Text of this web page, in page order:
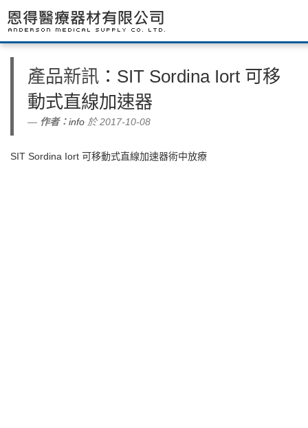
產品新訊 ：SIT Sordina Iort 可移
動式直線加速器
作者：info 於 2017-10-08
SIT Sordina Iort 可移動式直線加速器術中放療